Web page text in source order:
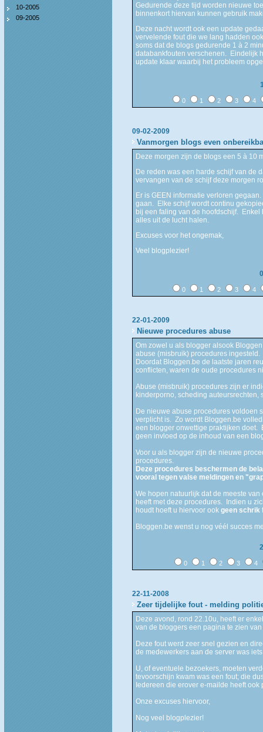
10-2005
09-2005
Gedurende deze tijd worden nieuwe
binnenkort hiervan kunnen gebruik
Deze nacht wordt ook een update
vervelende fout die we lang hadden
soms dat de blogs gedurende 1 à 2
databankfouten verschenen. Eindelijk
update klaar waarbij het probleem
0 1 2 3 4
09-02-2009
Vanmorgen blogs even
Deze morgen zijn de blogs een 5 à 10
De reden was een harde schijf van de
vervangen van de schijf deze morgen
Er is GEEN informatie verloren
gaan. Elke schijf wordt continu
bij een faling van de hoofdschijf.
alles uit de lucht halen.
Excuses voor het ongemak,
Veel blogplezier!
0 1 2 3 4
22-01-2009
Nieuwe procedures abuse
Om zowel u als blogger alsook
abuse (misbruik) procedures ingesteld.
Doordat Bloggen.be de laatste jaren
conflicten, waren de oude procedures
Abuse (misbruik) procedures zijn er
kinderporno, scheding auteursrechten,
De nieuwe abuse procedures voldoen
verplicht is. Zo wordt Bloggen.be
een blogger onwettige praktijken doet.
geen invloed op de inhoud van een
Voor u als blogger zijn de nieuwe
procedures.
Deze procedures beschermen de
vooral tegen valse meldingen en
We hopen natuurlijk dat de meeste
heeft met deze procedures. Indien u
houdt hoeft u hiervoor ook geen schrik
Bloggen.be wenst u nog véél succes
0 1 2 3 4
22-11-2008
Zeer tijdelijke fout - melding
Deze avond, rond 22.10u, heeft er
van de bloggers een pagina te zien
Deze fout werd zeer snel gezien en
de medewerkers aan de server was
U, of eventuele bezoekers, moeten
tevoorschijn kwam was een fout; die
Iedereen die erover e-mailde heeft
Onze excuses hiervoor,
Nog veel blogplezier!